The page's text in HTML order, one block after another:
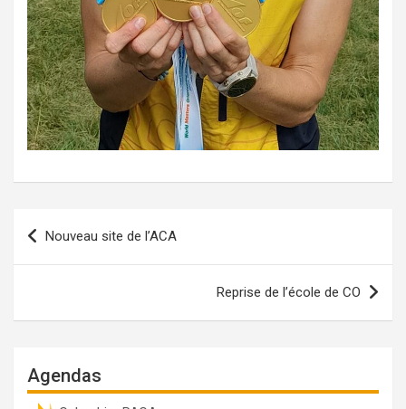
Navigation
Nouveau site de l’ACA
Reprise de l’école de CO
Agendas